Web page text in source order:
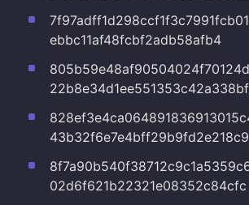
ebbc11af48fcbf2adb58afb4
43b32f6e7e4bff29b9fd2e218c9
02d6f621b22321e08352c84cfc